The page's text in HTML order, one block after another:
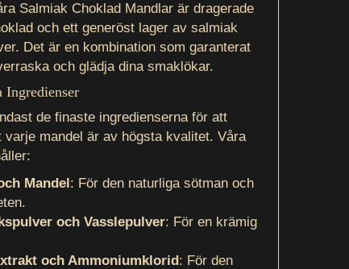
Salmiak Choklad Mandlar är dragerade
och ett generöst lager av salmiak
Det är en kombination som garanterat
och glädja dina smaklökar.
de finaste ingredienserna för att
varje mandel är av högsta kvalitet. Våra
Mandel: För den naturliga sötman och
och Vasslepulver: För en krämig
och Ammoniumklorid: För den